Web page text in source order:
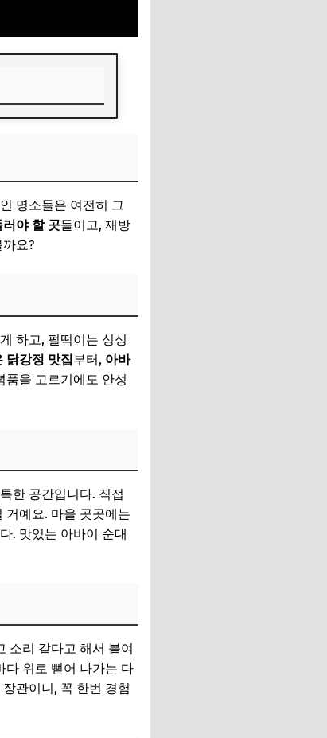
명소들은 여전히 그
야 할 곳들이고, 재방
요?
하고, 펄떡이는 싱싱
닭강정 맛집부터, 아바
품을 고르기에도 안성
한 공간입니다. 직접
거예요. 마을 곳곳에는
. 맛있는 아바이 순대
소리 같다고 해서 붙여
다 위로 뻗어 나가는 다
관이니, 꼭 한번 경험